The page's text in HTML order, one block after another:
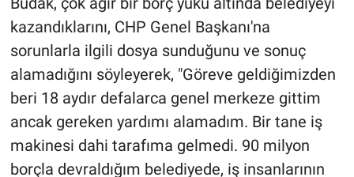
kazandıklarını, CHP Genel Başkanı'na
sorunlarla ilgili dosya sunduğunu ve sonuç
alamadığını söyleyerek, "Göreve geldiğimizden
beri 18 aydır defalarca genel merkeze gittim
ancak gereken yardımı alamadım. Bir tane iş
makinesi dahi tarafıma gelmedi. 90 milyon
borçla devraldığım belediyede, iş insanlarının